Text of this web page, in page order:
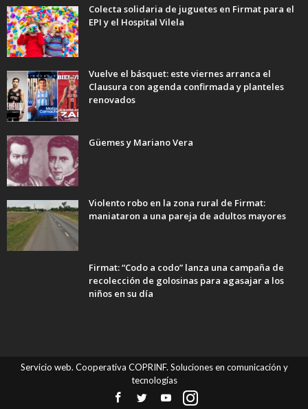
Colecta solidaria de juguetes en Firmat para el
EPI y el Hospital Vilela
Vuelve el básquet: este viernes arranca el
Clausura con agenda confirmada y planteles
renovados
Güemes y Mariano Vera
Violento robo en la zona rural de Firmat:
maniataron a una pareja de adultos mayores
Firmat: “Codo a codo” lanza una campaña de
recolección de golosinas para agasajar a los
niños en su día
Servicio web. Cooperativa COPRINF. Soluciones en comunicación y
tecnologías